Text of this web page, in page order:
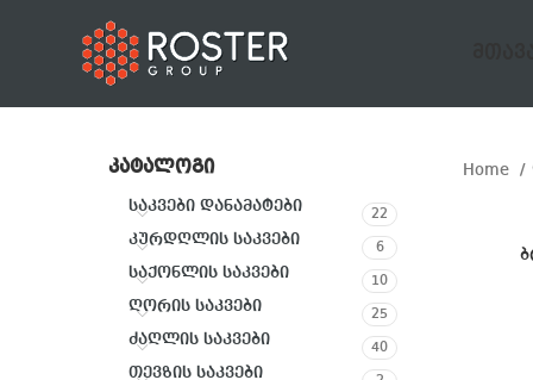
ᲙᲐᲢᲐᲚᲝᲒᲘ
საკვები დანამატები 22
კურდღლის საკვები 6
საქონლის საკვები 10
ღორის საკვები 25
ძაღლის საკვები 40
თევზის საკვები
Home